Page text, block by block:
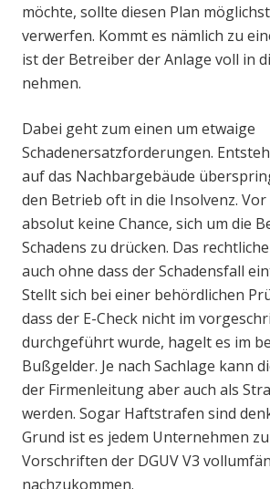
möchte, sollte diesen Plan
verwerfen. Kommt es nämlich zu
ist der Betreiber der Anlage voll in
nehmen.
Dabei geht zum einen um etwaige
Schadenersatzforderungen.
auf das Nachbargebäude
den Betrieb oft in die Insolvenz.
absolut keine Chance, sich um die
Schadens zu drücken. Das
auch ohne dass der Schadensfall
Stellt sich bei einer behördlichen
dass der E-Check nicht im
durchgeführt wurde, hagelt es im
Bußgelder. Je nach Sachlage kann
der Firmenleitung aber auch als
werden. Sogar Haftstrafen sind
Grund ist es jedem Unternehmen
Vorschriften der DGUV V3
nachzukommen.